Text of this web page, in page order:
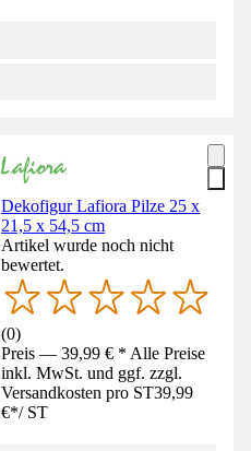
Dekofigur Lafiora Pilze 25 x
21,5 x 54,5 cm
Artikel wurde noch nicht
bewertet.
(0)
Preis — 39,99 € * Alle Preise
inkl. MwSt. und ggf. zzgl.
Versandkosten pro ST39,99
€*/ ST